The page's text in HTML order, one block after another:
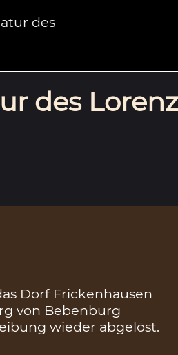
des
des
Dorf Frickenhausen
von Bebenburg
wieder abgelöst.